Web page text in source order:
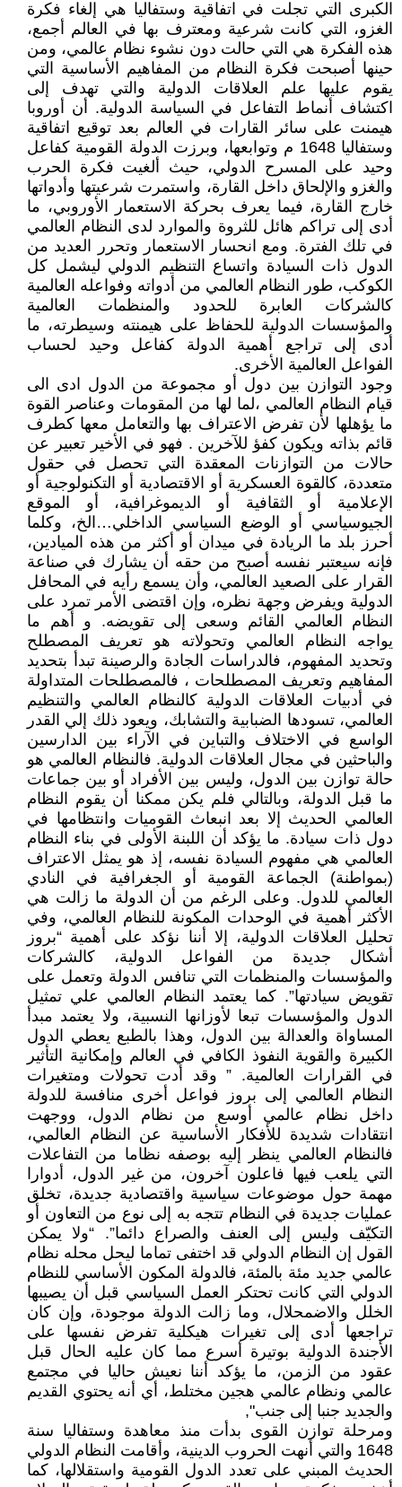
الكبرى التي تجلت في اتفاقية وستفاليا هي إلغاء فكرة
الغزو، التي كانت شرعية ومعترف بها في العالم أجمع،
هذه الفكرة هي التي حالت دون نشوء نظام عالمي، ومن
حينها أصبحت فكرة النظام من المفاهيم الأساسية التي
يقوم عليها علم العلاقات الدولية والتي تهدف إلى
اكتشاف أنماط التفاعل في السياسة الدولية. أن أوروبا
هيمنت على سائر القارات في العالم بعد توقيع اتفاقية
وستفاليا 1648 م وتوابعها، وبرزت الدولة القومية كفاعل
وحيد على المسرح الدولي، حيث ألغيت فكرة الحرب
والغزو والإلحاق داخل القارة، واستمرت شرعيتها وأدواتها
خارج القارة، فيما يعرف بحركة الاستعمار الأوروبي، ما
أدى إلى تراكم هائل للثروة والموارد لدى النظام العالمي
في تلك الفترة. ومع انحسار الاستعمار وتحرر العديد من
الدول ذات السيادة واتساع التنظيم الدولي ليشمل كل
الكوكب، طور النظام العالمي من أدواته وفواعله العالمية
كالشركات العابرة للحدود والمنظمات العالمية
والمؤسسات الدولية للحفاظ على هيمنته وسيطرته، ما
أدى إلى تراجع أهمية الدولة كفاعل وحيد لحساب
الفواعل العالمية الأخرى.
وجود التوازن بين دول أو مجموعة من الدول ادى الى
قيام النظام العالمي ،لما لها من المقومات وعناصر القوة
ما يؤهلها لأن تفرض الاعتراف بها والتعامل معها كطرف
قائم بذاته ويكون كفؤ للآخرين . فهو في الأخير تعبير عن
حالات من التوازنات المعقدة التي تحصل في حقول
متعددة، كالقوة العسكرية أو الاقتصادية أو التكنولوجية أو
الإعلامية أو الثقافية أو الديموغرافية، أو الموقع
الجيوسياسي أو الوضع السياسي الداخلي…الخ، وكلما
أحرز بلد ما الريادة في ميدان أو أكثر من هذه الميادين،
فإنه سيعتبر نفسه أصبح من حقه أن يشارك في صناعة
القرار على الصعيد العالمي، وأن يسمع رأيه في المحافل
الدولية ويفرض وجهة نظره، وإن اقتضى الأمر تمرد على
النظام العالمي القائم وسعى إلى تقويضه. و أهم ما
يواجه النظام العالمي وتحولاته هو تعريف المصطلح
وتحديد المفهوم، فالدراسات الجادة والرصينة تبدأ بتحديد
المفاهيم وتعريف المصطلحات ، فالمصطلحات المتداولة
في أدبيات العلاقات الدولية كالنظام العالمي والتنظيم
العالمي، تسودها الضبابية والتشابك، ويعود ذلك إلي القدر
الواسع في الاختلاف والتباين في الآراء بين الدارسين
والباحثين في مجال العلاقات الدولية. فالنظام العالمي هو
حالة توازن بين الدول، وليس بين الأفراد أو بين جماعات
ما قبل الدولة، وبالتالي فلم يكن ممكنا أن يقوم النظام
العالمي الحديث إلا بعد انبعاث القوميات وانتظامها في
دول ذات سيادة. ما يؤكد أن اللبنة الأولى في بناء النظام
العالمي هي مفهوم السيادة نفسه، إذ هو يمثل الاعتراف
(بمواطنة) الجماعة القومية أو الجغرافية في النادي
العالمي للدول. وعلى الرغم من أن الدولة ما زالت هي
الأكثر أهمية في الوحدات المكونة للنظام العالمي، وفي
تحليل العلاقات الدولية، إلا أننا نؤكد على أهمية “بروز
أشكال جديدة من الفواعل الدولية، كالشركات
والمؤسسات والمنظمات التي تنافس الدولة وتعمل على
تقويض سيادتها”. كما يعتمد النظام العالمي علي تمثيل
الدول والمؤسسات تبعا لأوزانها النسبية، ولا يعتمد مبدأ
المساواة والعدالة بين الدول، وهذا بالطبع يعطي الدول
الكبيرة والقوية النفوذ الكافي في العالم وإمكانية التأثير
في القرارات العالمية. ” وقد أدت تحولات ومتغيرات
النظام العالمي إلى بروز فواعل أخرى منافسة للدولة
داخل نظام عالمي أوسع من نظام الدول، ووجهت
انتقادات شديدة للأفكار الأساسية عن النظام العالمي،
فالنظام العالمي ينظر إليه بوصفه نظاما من التفاعلات
التي يلعب فيها فاعلون آخرون، من غير الدول، أدوارا
مهمة حول موضوعات سياسية واقتصادية جديدة، تخلق
عمليات جديدة في النظام تتجه به إلى نوع من التعاون أو
التكيّف وليس إلى العنف والصراع دائما”. “ولا يمكن
القول إن النظام الدولي قد اختفى تماما ليحل محله نظام
عالمي جديد مئة بالمئة، فالدولة المكون الأساسي للنظام
الدولي التي كانت تحتكر العمل السياسي قبل أن يصيبها
الخلل والاضمحلال، وما زالت الدولة موجودة، وإن كان
تراجعها أدى إلى تغيرات هيكلية تفرض نفسها على
الأجندة الدولية بوتيرة أسرع مما كان عليه الحال قبل
عقود من الزمن، ما يؤكد أننا نعيش حاليا في مجتمع
عالمي ونظام عالمي هجين مختلط، أي أنه يحتوي القديم
والجديد جنبا إلى جنب",
ومرحلة توازن القوى بدأت منذ معاهدة وستفاليا سنة
1648 والتي أنهت الحروب الدينية، وأقامت النظام الدولي
الحديث المبني على تعدد الدول القومية واستقلالها، كما